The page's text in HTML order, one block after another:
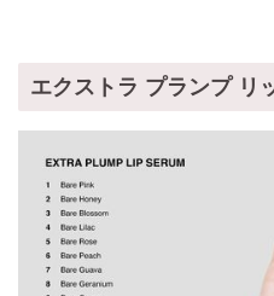
エクストラ プランプ リ